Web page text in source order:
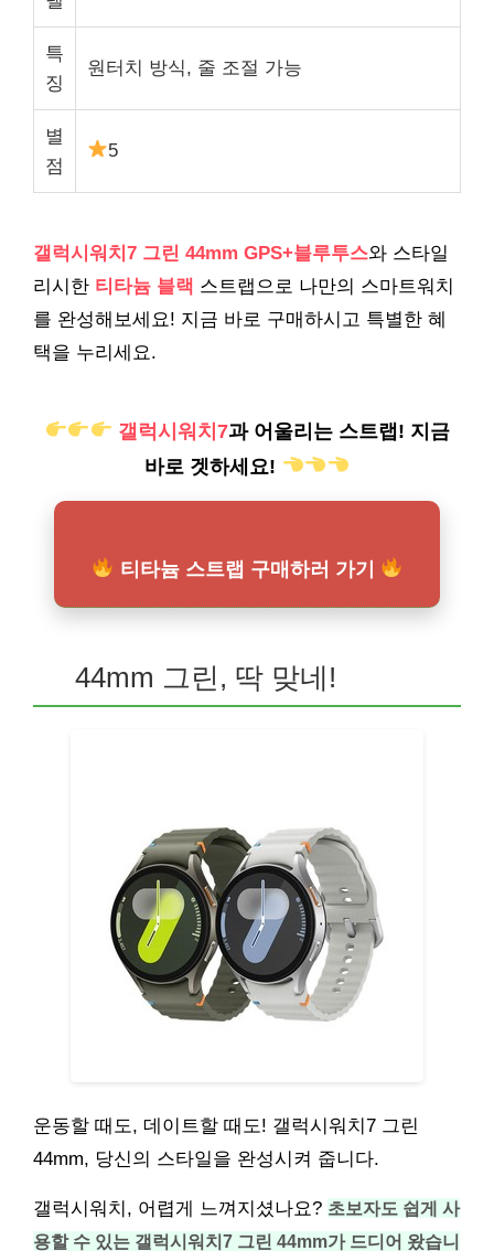
특
징
원터치 방식, 줄 조절 가능
별
점
5
갤럭시워치7 그린 44mm GPS+블루투스와 스타일
리시한 티타늄 블랙 스트랩으로 나만의 스마트워치
를 완성해보세요! 지금 바로 구매하시고 특별한 혜
택을 누리세요.
갤럭시워치7과 어울리는 스트랩! 지금
바로 겟하세요!
티타늄 스트랩 구매하러 가기
44mm 그린, 딱 맞네!
운동할 때도, 데이트할 때도! 갤럭시워치7 그린
44mm, 당신의 스타일을 완성시켜 줍니다.
갤럭시워치, 어렵게 느껴지셨나요? 초보자도 쉽게 사
용할 수 있는 갤럭시워치7 그린 44mm가 드디어 왔습니